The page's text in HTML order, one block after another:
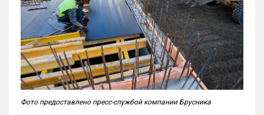
Фото предоставлено пресс-службой компании Брусника